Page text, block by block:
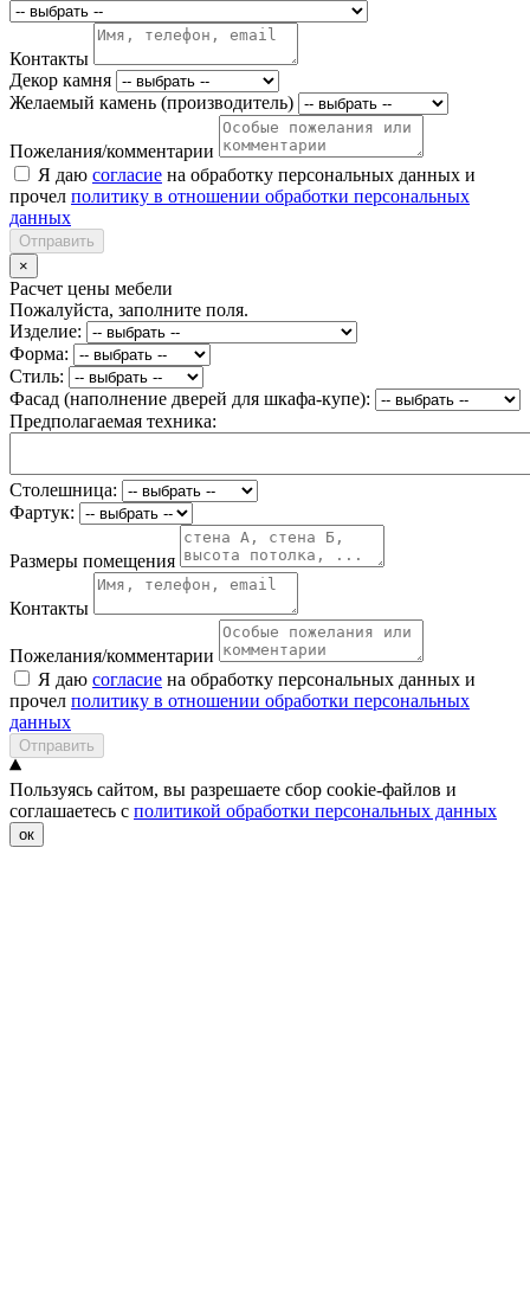
Контакты
Декор камня
Желаемый камень (производитель)
Пожелания/комментарии
Я даю согласие на обработку персональных данных и
прочел политику в отношении обработки персональных
данных
Отправить
×
Расчет цены мебели
Пожалуйста, заполните поля.
Изделие:
Форма:
Стиль:
Фасад (наполнение дверей для шкафа-купе):
Предполагаемая техника:
Столешница:
Фартук:
Размеры помещения
Контакты
Пожелания/комментарии
Я даю согласие на обработку персональных данных и
прочел политику в отношении обработки персональных
данных
Отправить
Пользуясь сайтом, вы разрешаете сбор cookie-файлов и
соглашаетесь с политикой обработки персональных данных
ок